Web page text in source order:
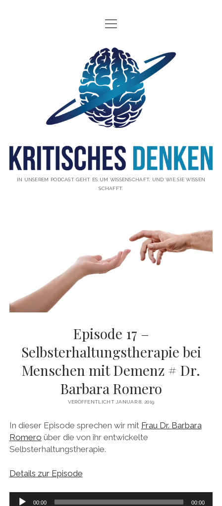
INFO
ÜBER UNS
WAS IST KRITISCHES DENKEN?
GÄSTE
THEMEN
UNTERSTÜTZUNG
DAS BUCH ZUM PODCAST
facebook
linkedinyoutube
email mastodon
patreon
Menü
öffnen
Kritisches
Podcast
IN UNSEREM PODCAST GEHT ES UM WISSENSCHAFT, UND WIE SIE WISSEN
SCHAFFT.
Episode 17 –
Selbsterhaltungstherapie bei
Menschen mit Demenz # Dr.
Barbara Romero
VERÖFFENTLICHT JANUAR 8, 2019
In dieser Episode sprechen wir mit Frau Dr. Barbara
Romero über die von ihr entwickelte
Selbsterhaltungstherapie.
Details zur Episode
Audio-
00:00 00:00